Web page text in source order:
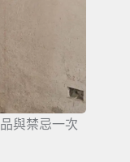
與禁忌一次